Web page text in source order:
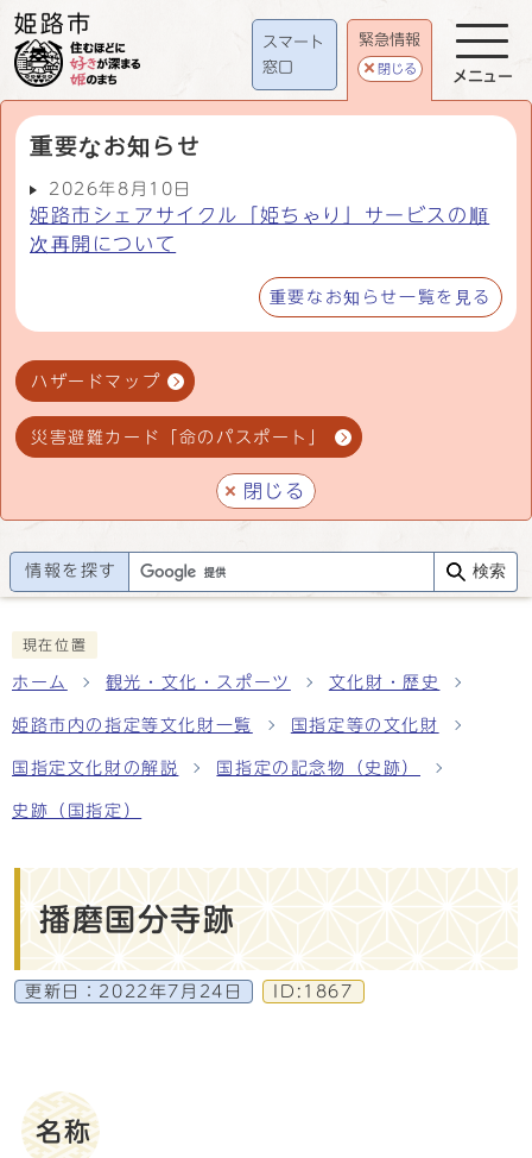
スマート
窓口
緊急情報
閉じる
重要なお知らせ
2026年8月10日
姫路市シェアサイクル「姫ちゃり」サービスの順
次再開について
重要なお知らせ一覧を見る
ハザードマップ
災害避難カード「命のパスポート」
閉じる
メニュー
情報を探す 検索
現在位置
ホーム 観光・文化・スポーツ 文化財・歴史
姫路市内の指定等文化財一覧 国指定等の文化財
国指定文化財の解説 国指定の記念物（史跡）
史跡（国指定）
播磨国分寺跡
更新日： 2022年7月24日 ID:1867
名称